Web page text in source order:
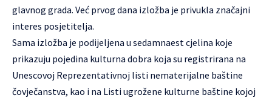
glavnog grada. Već prvog dana izložba je privukla značajni
interes posjetitelja.
Sama izložba je podijeljena u sedamnaest cjelina koje
prikazuju pojedina kulturna dobra koja su registrirana na
Unescovoj Reprezentativnoj listi nematerijalne baštine
čovječanstva, kao i na Listi ugrožene kulturne baštine kojoj